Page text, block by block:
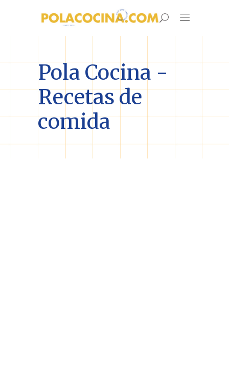
Pola Cocina -
Recetas de
comida